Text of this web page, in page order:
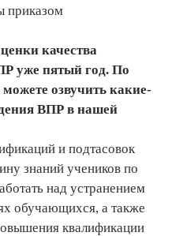
приказом
качества
уже пятый год. По
озвучить какие-
ВПР в нашей
и подтасовок
знаний учеников по
над устранением
обучающихся, а также
квалификации